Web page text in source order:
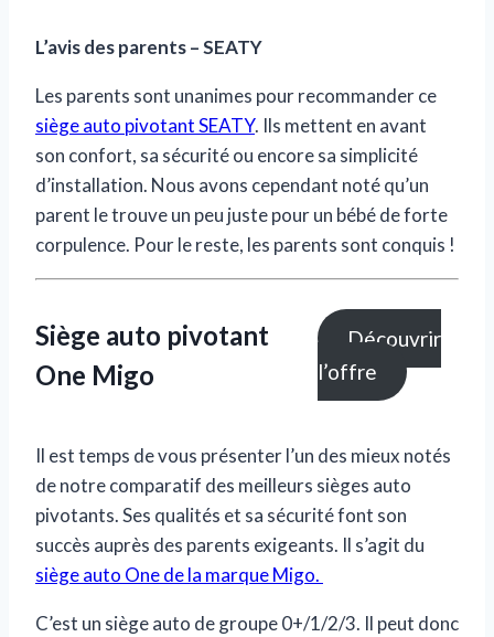
L’avis des parents – SEATY
Les parents sont unanimes pour recommander ce
siège auto pivotant SEATY. Ils mettent en avant
son confort, sa sécurité ou encore sa simplicité
d’installation. Nous avons cependant noté qu’un
parent le trouve un peu juste pour un bébé de forte
corpulence. Pour le reste, les parents sont conquis !
Siège auto pivotant
One Migo
Découvrir
l’offre
Il est temps de vous présenter l’un des mieux notés
de notre comparatif des meilleurs sièges auto
pivotants. Ses qualités et sa sécurité font son
succès auprès des parents exigeants. Il s’agit du
siège auto One de la marque Migo.
C’est un siège auto de groupe 0+/1/2/3. Il peut donc